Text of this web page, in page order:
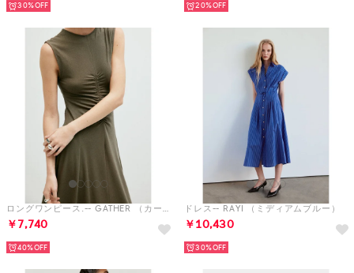
30% 20%
ロングワンピース.-- GATHER （カーキ）
￥7,740
40%
ドレス-- RAYI （ミディアムブルー）
￥10,430
30%